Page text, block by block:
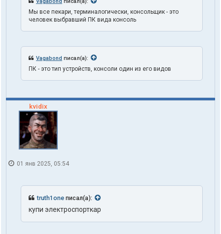
Мы все пекари, терминалогически, консольщик - это
человек выбравший ПК вида консоль
Vagabond писал(а):
ПК - это тип устройств, консоли один из его видов
kvidix
01 янв 2025, 05:54
truth1one писал(а):
купи электроспорткар